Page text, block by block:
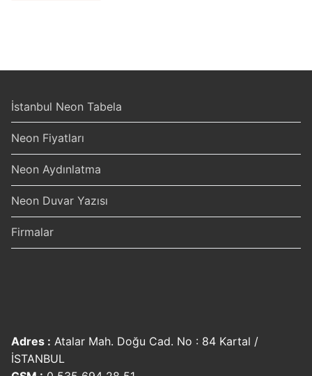
İstanbul Neon Tabela
Neon Fiyatları
Neon Aydınlatma
Neon Duvar Yazısı
Firmalar
Adres : Atalar Mah. Doğu Cad. No : 84 Kartal /
İSTANBUL